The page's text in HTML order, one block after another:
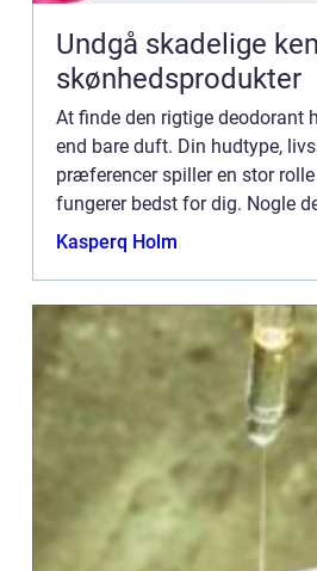
Undgå skadelige
skønhedsprodukter
At finde den rigtige deodorant
end bare duft. Din hudtype,
præferencer spiller en stor
fungerer bedst for dig. Nogle
beskytter mod lugt, andre mod
Kasperq Holm